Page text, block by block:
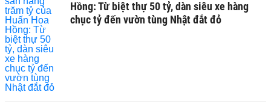
Hồng: Từ biệt thự 50 tỷ, dàn siêu xe hàng
chục tỷ đến vườn tùng Nhật đắt đỏ